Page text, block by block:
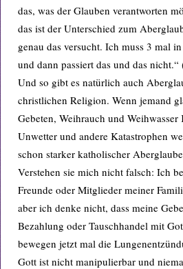
das, was der Glauben verantworten
das ist der Unterschied zum
genau das versucht. Ich muss 3 mal
und dann passiert das und das
Und so gibt es natürlich auch
christlichen Religion. Wenn jemand
Gebeten, Weihrauch und Weihwasser
Unwetter und andere Katastrophen
schon starker katholischer
Verstehen sie mich nicht falsch: Ich
Freunde oder Mitglieder meiner
aber ich denke nicht, dass meine
Bezahlung oder Tauschhandel mit
bewegen jetzt mal die
Gott ist nicht manipulierbar und